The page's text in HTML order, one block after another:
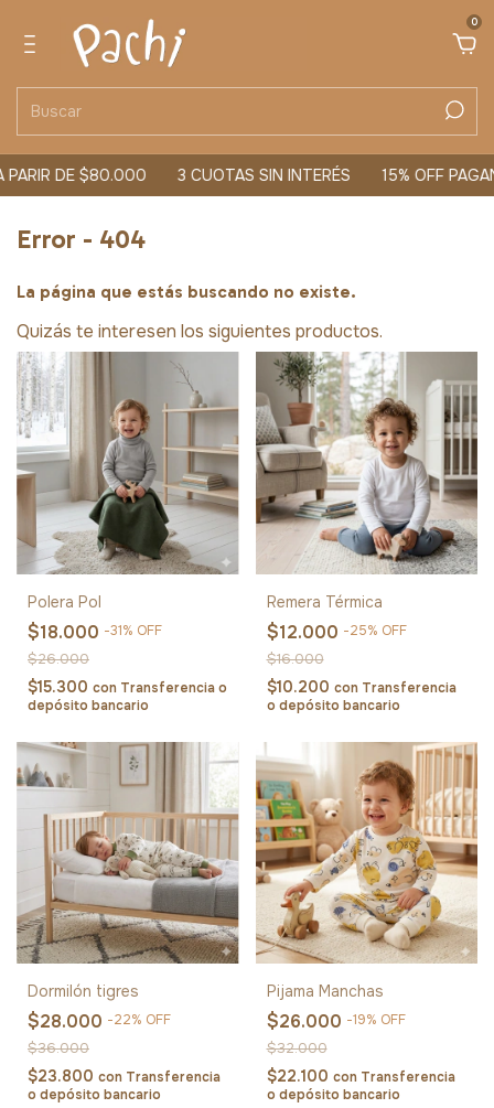
0
PARIR DE $80.000 3 CUOTAS SIN INTERÉS 15% OFF
Error - 404
La página que estás buscando no existe.
Quizás te interesen los siguientes productos.
Polera Pol
$18.000 -31% OFF
$26.000
$15.300 con Transferencia o
depósito bancario
Remera Térmica
$12.000 -25% OFF
$16.000
$10.200 con Transferencia
o depósito bancario
Dormilón tigres
$28.000 -22% OFF
$36.000
$23.800 con Transferencia
o depósito bancario
Pijama Manchas
$26.000 -19% OFF
$32.000
$22.100 con Transferencia
o depósito bancario